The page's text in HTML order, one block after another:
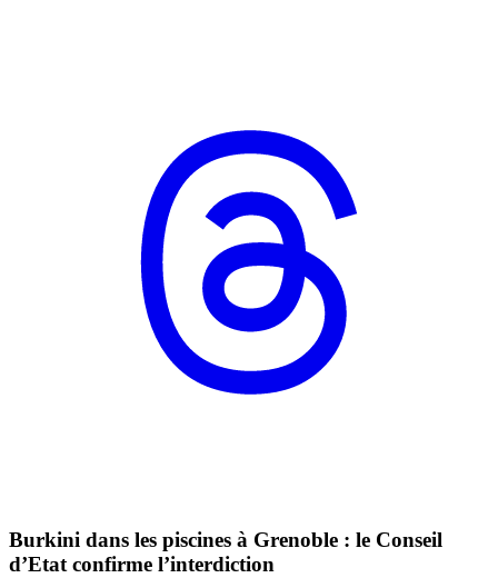
Burkini dans les piscines à Grenoble : le Conseil
d’Etat confirme l’interdiction